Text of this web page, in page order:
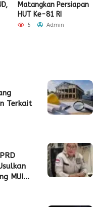
Matangkan Persiapan
HUT Ke-81 RI
5 Admin
Terkait
MUI